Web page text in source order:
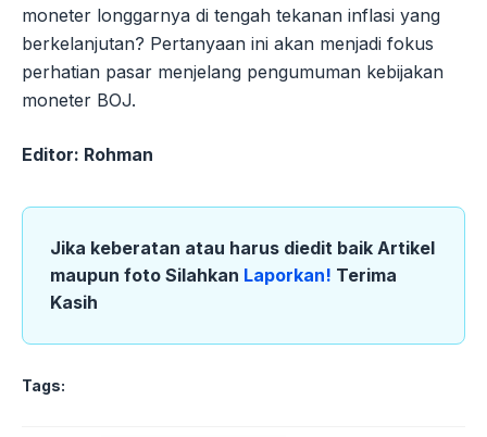
moneter longgarnya di tengah tekanan inflasi yang
berkelanjutan? Pertanyaan ini akan menjadi fokus
perhatian pasar menjelang pengumuman kebijakan
moneter BOJ.
Editor: Rohman
Jika keberatan atau harus diedit baik Artikel
maupun foto Silahkan Laporkan! Terima
Kasih
Tags: